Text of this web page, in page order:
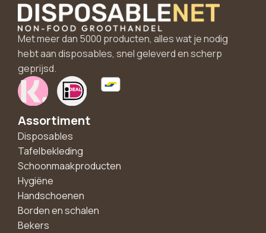
Met meer dan 5000 producten, alles wat je nodig
hebt aan disposables, snel geleverd en scherp
geprijsd.
Assortiment
Disposables
Tafelbekleding
Schoonmaakproducten
Hygiëne
Handschoenen
Borden en schalen
Bekers